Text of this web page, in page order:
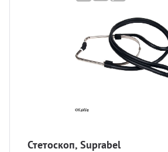
Стетоскоп, Suprabel